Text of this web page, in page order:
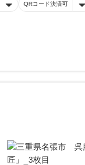
QRコード決済可